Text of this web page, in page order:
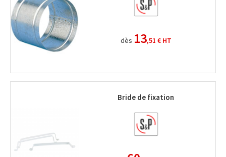
dès 13,51 €HT
Bride de fixation